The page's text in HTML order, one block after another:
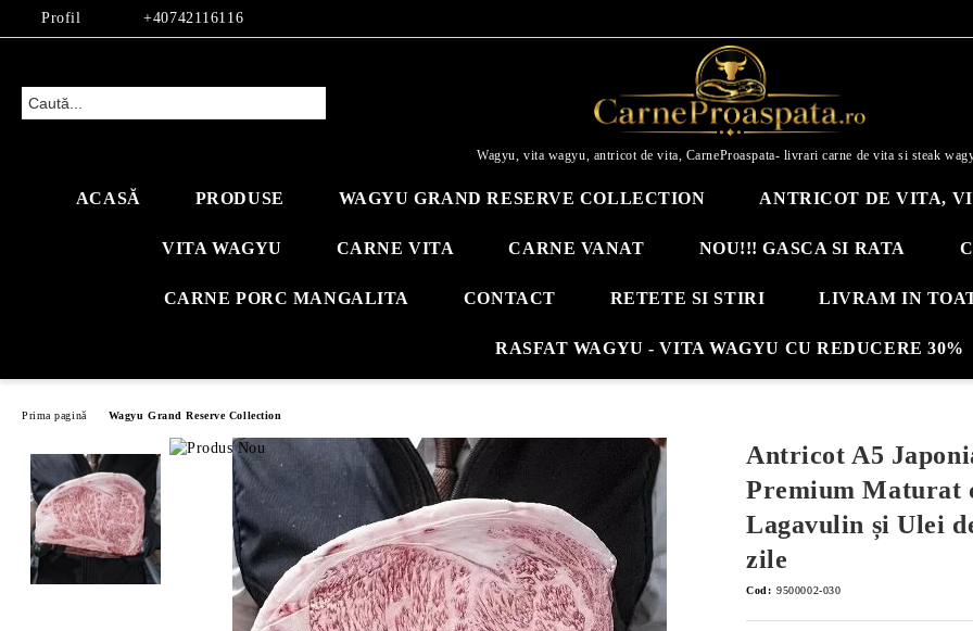
Profil +40742116116
Wagyu, vita wagyu, antricot de vita, CarneProaspata- livrari carne de vita si steak
ACASĂ PRODUSE WAGYU GRAND RESERVE COLLECTION ANTRICOT DE VITA,
VITA WAGYU CARNE VITA CARNE VANAT NOU!!! GASCA SI RATA
CARNE PORC MANGALITA CONTACT RETETE SI STIRI LIVRAM IN
RASFAT WAGYU - VITA WAGYU CU REDUCERE 30%
Prima pagină Wagyu Grand Reserve Collection
Antricot A5
Premium Maturat
Lagavulin și Ulei
zile
Cod: 9500002-030